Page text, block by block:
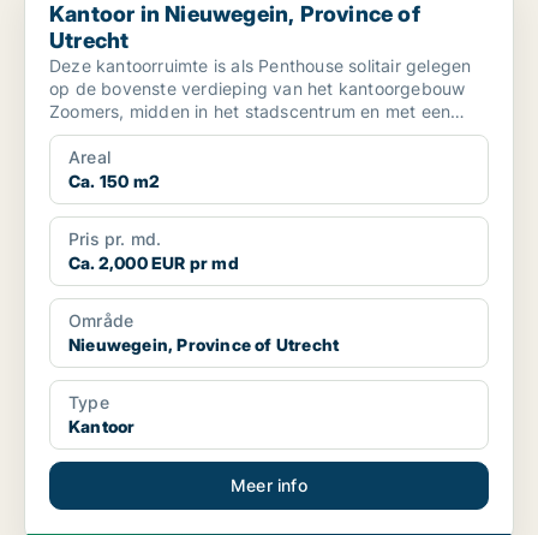
Kantoor in Nieuwegein, Province of
Utrecht
Deze kantoorruimte is als Penthouse solitair gelegen
op de bovenste verdieping van het kantoorgebouw
Zoomers, midden in het stadscentrum en met een
indrukwek...
Areal
Ca. 150 m2
Pris pr. md.
Ca. 2,000 EUR pr md
Område
Nieuwegein, Province of Utrecht
Type
Kantoor
Meer info